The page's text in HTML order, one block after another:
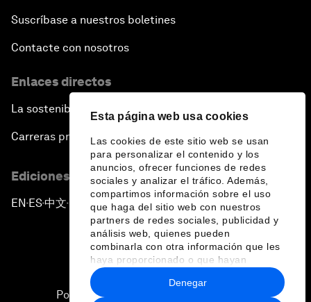
Esta página web usa cookies
Las cookies de este sitio web se usan
para personalizar el contenido y los
anuncios, ofrecer funciones de redes
sociales y analizar el tráfico. Además,
compartimos información sobre el uso
que haga del sitio web con nuestros
partners de redes sociales, publicidad y
análisis web, quienes pueden
combinarla con otra información que les
haya proporcionado o que hayan
recopilado a partir del uso que haya
hecho de sus servicios.
Denegar
Suscríbase a nuestros boletines
Contacte con nosotros
Enlaces directos
La sostenibilidad en el Foro
Carreras profesionales
Ediciones en otros idiomas
EN ▪ES▪中文▪ 日本語
Política de privacidad y normas de uso